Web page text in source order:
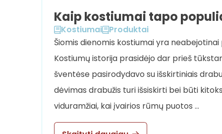
Kaip kostiumai tapo
Kostiumai
Produktai
Šiomis dienomis kostiumai yra
Kostiumų istorija prasidėjo dar prieš
šventėse pasirodydavo su išskirtiniais
dėvimas drabužis turi išsiskirti bei būti
viduramžiai, kai įvairios rūmų puotos …